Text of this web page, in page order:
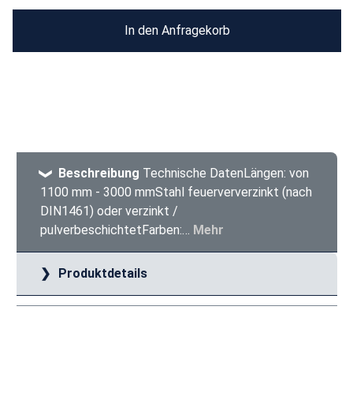
In den Anfragekorb
Beschreibung Technische DatenLängen: von
1100 mm - 3000 mmStahl feuerververzinkt (nach
DIN1461) oder verzinkt /
pulverbeschichtetFarben:… Mehr
Produktdetails